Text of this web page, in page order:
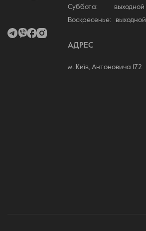
Суббота: выходной
Воскресенье: выходной
АДРЕС
м. Київ, Антоновича 172